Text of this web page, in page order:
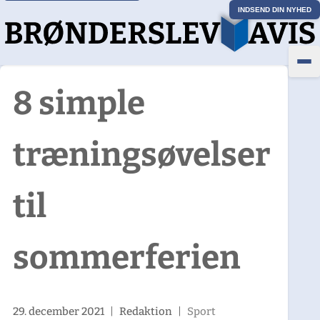
INDSEND DIN NYHED
8 simple
træningsøvelser
til
sommerferien
29. december 2021 |Redaktion Sport